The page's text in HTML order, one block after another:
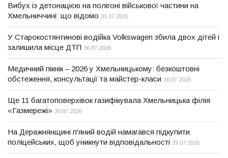
Вибух із детонацією на полігоні військової частини на
Хмельниччині: що відомо 31.07.2026
У Старокостянтинові водійка Volkswagen збила двох дітей і
залишила місце ДТП 30.07.2026
Медичний пікнік – 2026 у Хмельницькому: безкоштовні
обстеження, консультації та майстер-класи 30.07.2026
Ще 11 багатоповерхівок газифікувала Хмельницька філія
«Газмережі» 30.07.2026
На Деражнянщині п'яний водій намагався підкупити
поліцейських, щоб уникнути відповідальності 29.07.2026